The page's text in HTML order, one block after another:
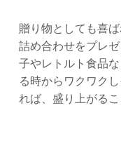
贈り物としても喜
詰め合わせをプレ
子やレトルト食品
る時からワクワク
れば、盛り上がるこ